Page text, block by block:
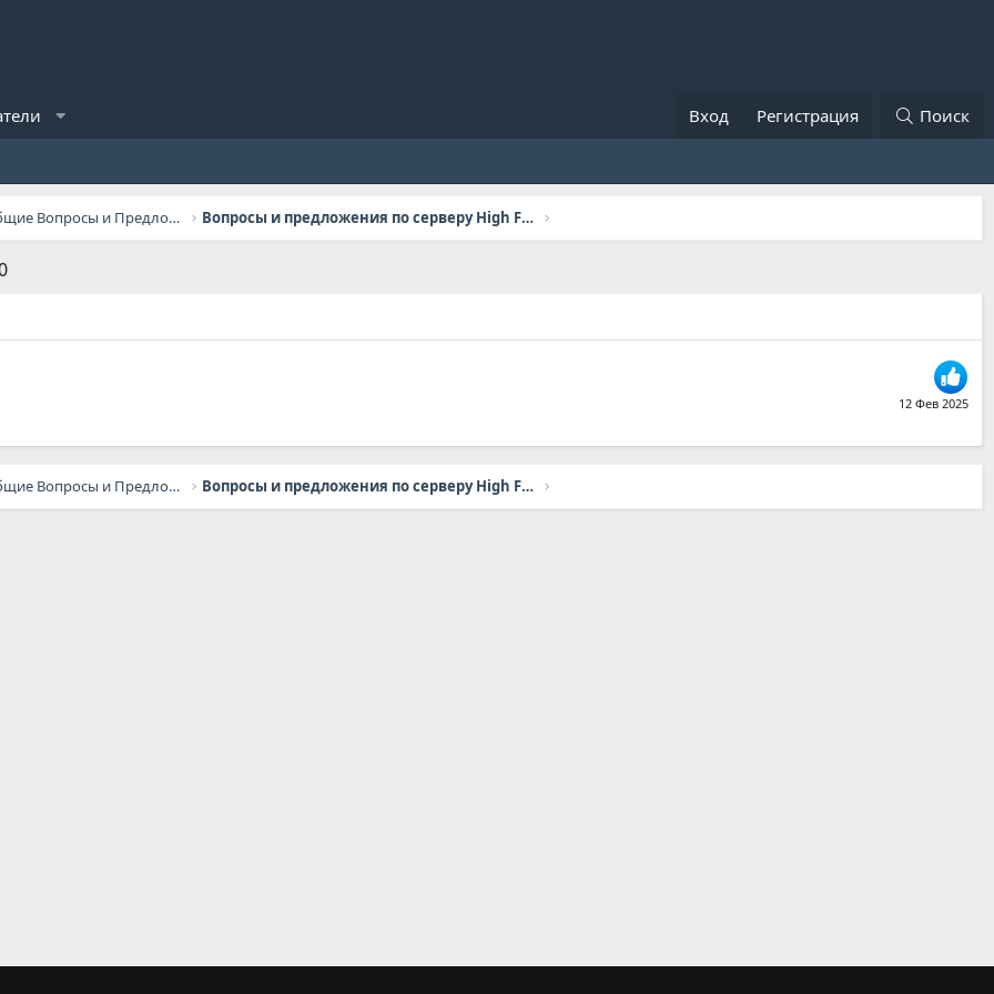
Вход Регистрация Поиск
General Questions / Общие Вопросы и Предложения Вопросы и предложения по серверу High Five x1200 (Открытие 22 Февраля в 17:00 мск.)
12 Фев 2025
General Questions / Общие Вопросы и Предложения Вопросы и предложения по серверу High Five x1200 (Открытие 22 Февраля в 17:00 мск.)